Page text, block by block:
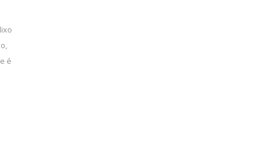
é